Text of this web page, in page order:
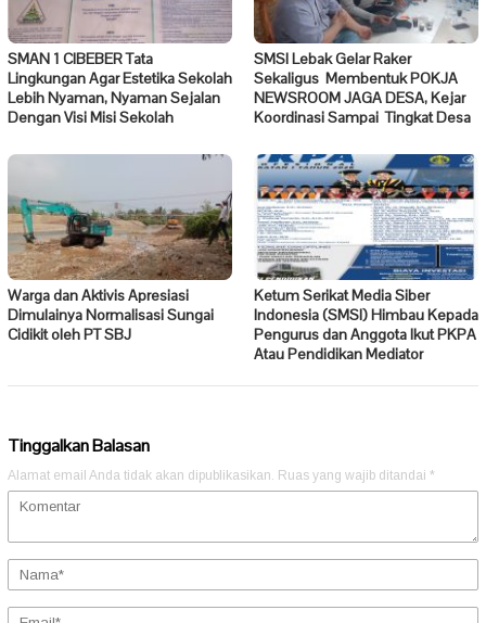
SMAN 1 CIBEBER Tata
Lingkungan Agar Estetika Sekolah
Lebih Nyaman, Nyaman Sejalan
Dengan Visi Misi Sekolah
SMSI Lebak Gelar Raker
Sekaligus Membentuk POKJA
NEWSROOM JAGA DESA, Kejar
Koordinasi Sampai Tingkat Desa
Warga dan Aktivis Apresiasi
Dimulainya Normalisasi Sungai
Cidikit oleh PT SBJ
Ketum Serikat Media Siber
Indonesia (SMSI) Himbau Kepada
Pengurus dan Anggota Ikut PKPA
Atau Pendidikan Mediator
Tinggalkan Balasan
Alamat email Anda tidak akan dipublikasikan. Ruas yang wajib ditandai *